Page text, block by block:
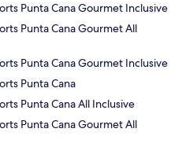
Punta Cana Gourmet Inclusive
Punta Cana Gourmet All
Punta Cana Gourmet Inclusive
Punta Cana
Punta Cana All Inclusive
Punta Cana Gourmet All